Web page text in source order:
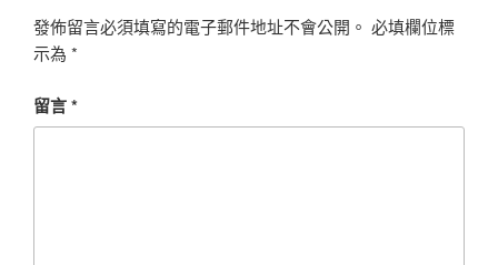
發佈留言必須填寫的電子郵件地址不會公開。 必填欄位標
示為 *
留言*